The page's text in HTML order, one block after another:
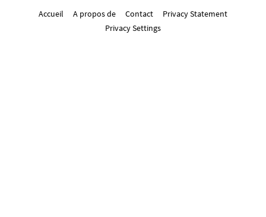
Accueil A propos de Contact
Privacy Statement
Privacy Settings